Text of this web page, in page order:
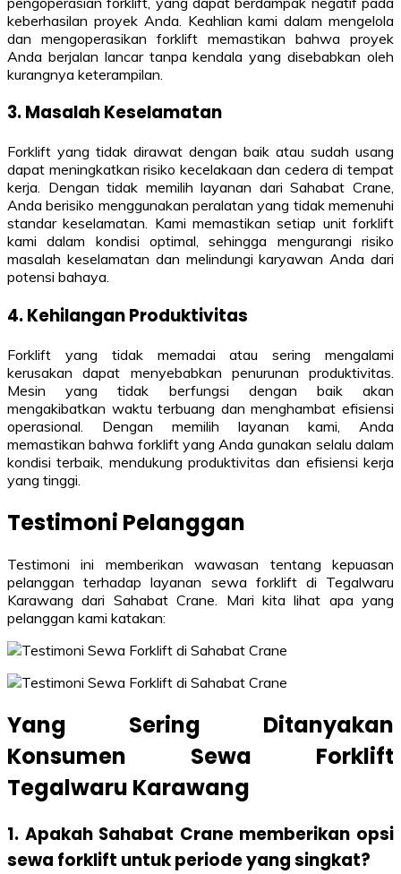
keberhasilan proyek Anda. Keahlian kami dalam mengelola
dan mengoperasikan forklift memastikan bahwa proyek
Anda berjalan lancar tanpa kendala yang disebabkan oleh
kurangnya keterampilan.
3. Masalah Keselamatan
Forklift yang tidak dirawat dengan baik atau sudah usang
dapat meningkatkan risiko kecelakaan dan cedera di tempat
kerja. Dengan tidak memilih layanan dari Sahabat Crane,
Anda berisiko menggunakan peralatan yang tidak memenuhi
standar keselamatan. Kami memastikan setiap unit forklift
kami dalam kondisi optimal, sehingga mengurangi risiko
masalah keselamatan dan melindungi karyawan Anda dari
potensi bahaya.
4. Kehilangan Produktivitas
Forklift yang tidak memadai atau sering mengalami
kerusakan dapat menyebabkan penurunan produktivitas.
Mesin yang tidak berfungsi dengan baik akan
mengakibatkan waktu terbuang dan menghambat efisiensi
operasional. Dengan memilih layanan kami, Anda
memastikan bahwa forklift yang Anda gunakan selalu dalam
kondisi terbaik, mendukung produktivitas dan efisiensi kerja
yang tinggi.
Testimoni Pelanggan
Testimoni ini memberikan wawasan tentang kepuasan
pelanggan terhadap layanan sewa forklift di Tegalwaru
Karawang dari Sahabat Crane. Mari kita lihat apa yang
pelanggan kami katakan:
Yang Sering Ditanyakan
Konsumen Sewa Forklift
Tegalwaru Karawang
1. Apakah Sahabat Crane memberikan opsi
sewa forklift untuk periode yang singkat?